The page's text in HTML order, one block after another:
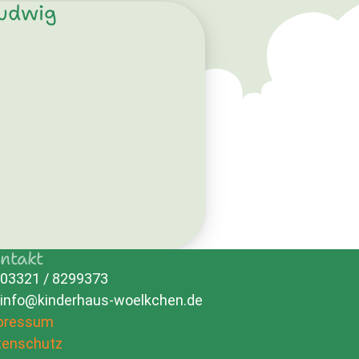
03321 / 8299373
info@kinderhaus-woelkchen.de